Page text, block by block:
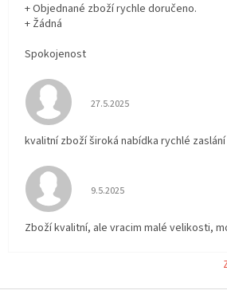
+ Objednané zboží rychle doručeno.
+ Žádná
Spokojenost
Hodnocení obchodu je 5 z 5
27.5.2025
kvalitní zboží široká nabídka rychlé zaslání
Hodnocení obchodu je 5 z 5
9.5.2025
Zboží kvalitní, ale vracim malé velikosti,